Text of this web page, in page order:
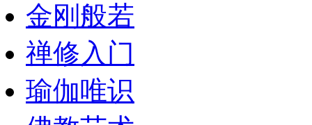
金刚般若
禅修入门
瑜伽唯识